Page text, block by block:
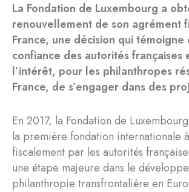
La Fondation de Luxembourg a
renouvellement de son agrément
France, une décision qui témoigne
confiance des autorités françaises
l’intérêt, pour les philanthropes
France, de s’engager dans des
En 2017, la Fondation de
la première fondation internationale
fiscalement par les autorités
une étape majeure dans le
philanthropie transfrontalière en